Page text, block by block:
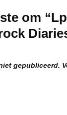
om
gepubliceerd.